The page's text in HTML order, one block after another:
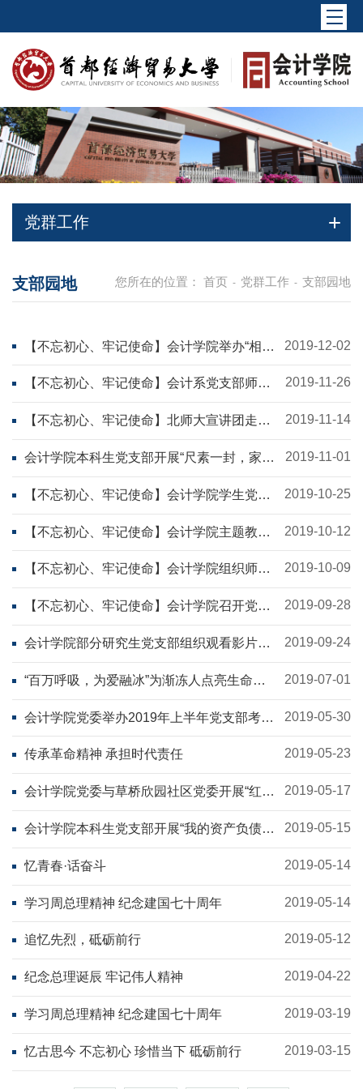
党群工作
您所在的位置： 首页 - 党群工作 - 支部园地
支部园地
【不忘初心、牢记使命】会计学院举办“相伴
相随校园行，残健共融话温情”活动
2019-12-02
【不忘初心、牢记使命】会计系党支部师生
参观用友数字企业体验馆主题党日活动
2019-11-26
【不忘初心、牢记使命】北师大宣讲团走进
会计学院作“新中国70年光辉历程”主题报告
2019-11-14
会计学院本科生党支部开展“尺素一封，家国
情深”——红色家书诵读主题党日活动
2019-11-01
【不忘初心、牢记使命】会计学院学生党支
部集中观看电影《我和我的祖国》
2019-10-25
【不忘初心、牢记使命】会计学院主题教育
专题党课开讲
2019-10-12
【不忘初心、牢记使命】会计学院组织师生
党员观看《决胜时刻》
2019-10-09
【不忘初心、牢记使命】会计学院召开党员
教师大会
2019-09-28
会计学院部分研究生党支部组织观看影片
《决胜时刻》
2019-09-24
“百万呼吸，为爱融冰”为渐冻人点亮生命之
灯
2019-07-01
会计学院党委举办2019年上半年党支部考核
答辩会
2019-05-30
传承革命精神 承担时代责任 2019-05-23
会计学院党委与草桥欣园社区党委开展“红色
1+1”共建活动
2019-05-17
会计学院本科生党支部开展“我的资产负债
表”大学生涯分享活动
2019-05-15
忆青春·话奋斗 2019-05-14
学习周总理精神 纪念建国七十周年 2019-05-14
追忆先烈，砥砺前行 2019-05-12
纪念总理诞辰 牢记伟人精神 2019-04-22
学习周总理精神 纪念建国七十周年 2019-03-19
忆古思今 不忘初心 珍惜当下 砥砺前行 2019-03-15